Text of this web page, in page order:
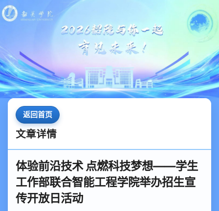
返回首页
文章详情
体验前沿技术 点燃科技梦想——学生
工作部联合智能工程学院举办招生宣
传开放日活动